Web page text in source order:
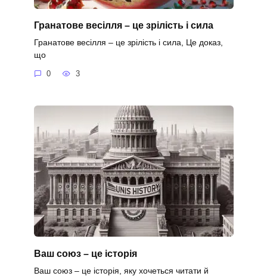
Гранатове весілля – це зрілість і сила
Гранатове весілля – це зрілість і сила, Це доказ,
що
0 3
Ваш союз – це історія
Ваш союз – це історія, яку хочеться читати й